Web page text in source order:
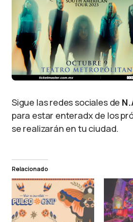
Sigue las redes sociales de
para estar enteradx de los
se realizarán en tu ciudad.
Relacionado